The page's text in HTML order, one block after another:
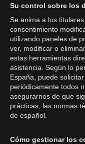
Su control sobre los
Se anima a los
consentimiento
utilizando paneles de
ver, modificar o
estas herramientas
asistencia. Según lo
España, puede
periódicamente todos
asegurarnos de que
prácticas, las normas
de español.
Cómo gestionar los